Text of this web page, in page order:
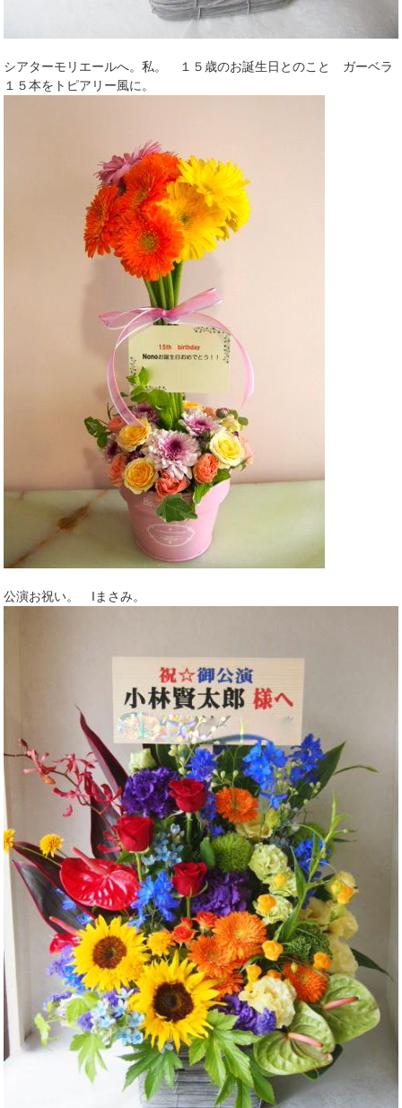
シアターモリエールへ。私。 １５歳のお誕生日とのこと ガーベラ
１５本をトピアリー風に。
公演お祝い。 Iまさみ。